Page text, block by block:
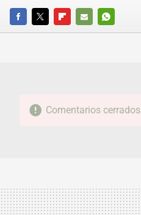
FACEBOOKTWITTERFLIPBOARD
E-
WHATSAPP
Comentarios cerrados